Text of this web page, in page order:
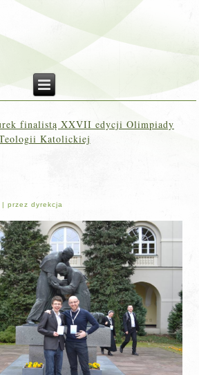
finalistą XXVII edycji Olimpiady
Katolickiej
|przez dyrekcja